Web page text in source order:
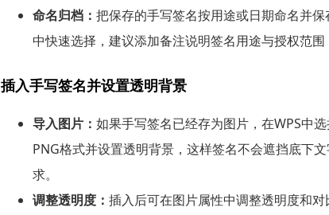
命名归档： 把保存的手写签名按用途或日期命名并
中快速选择，建议添加备注说明签名用途与授权范围
插入手写签名并设置透明背景
导入图片： 如果手写签名已经存为图片，在WPS中
PNG格式并设置透明背景，这样签名不会遮挡底下
求。
调整透明度： 插入后可在图片属性中调整透明度和